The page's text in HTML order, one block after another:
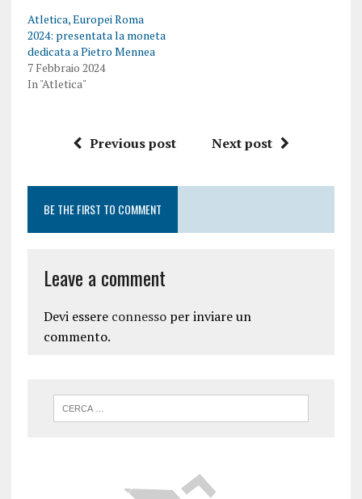
Atletica, Europei Roma
2024: presentata la moneta
dedicata a Pietro Mennea
7 Febbraio 2024
In "Atletica"
Previous post Next post
BE THE FIRST TO COMMENT
Leave a comment
Devi essere connessoper inviare un
commento.